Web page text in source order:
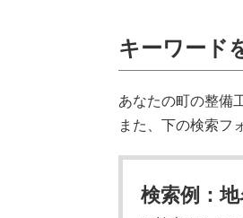
キーワード
あなたの町の整備
また、下の検索フ
検索例：